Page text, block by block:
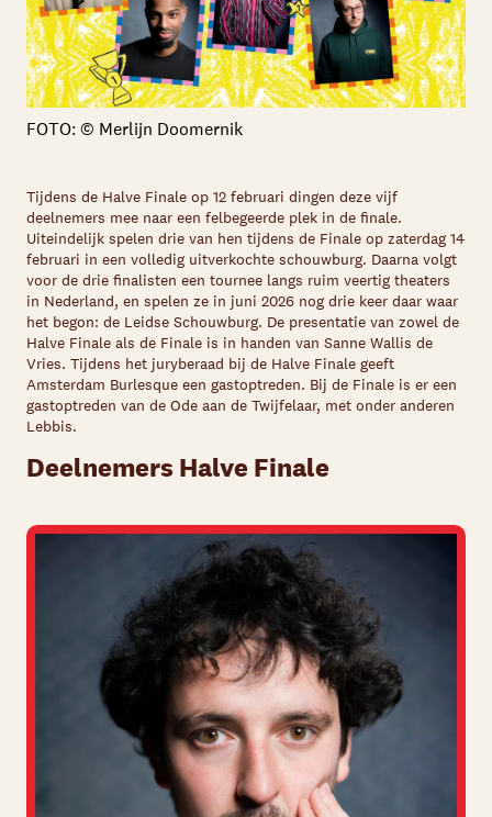
Skip navigatie
FOTO: © Merlijn Doomernik
Tijdens de Halve Finale op 12 februari dingen deze vijf
deelnemers mee naar een felbegeerde plek in de finale.
Uiteindelijk spelen drie van hen tijdens de Finale op zaterdag 14
februari in een volledig uitverkochte schouwburg. Daarna volgt
voor de drie finalisten een tournee langs ruim veertig theaters
in Nederland, en spelen ze in juni 2026 nog drie keer daar waar
het begon: de Leidse Schouwburg. De presentatie van zowel de
Halve Finale als de Finale is in handen van Sanne Wallis de
Vries. Tijdens het juryberaad bij de Halve Finale geeft
Amsterdam Burlesque een gastoptreden. Bij de Finale is er een
gastoptreden van de Ode aan de Twijfelaar, met onder anderen
Lebbis.
Deelnemers Halve Finale